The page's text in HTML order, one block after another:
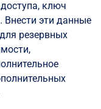
ключ
Внести эти данные
резервных